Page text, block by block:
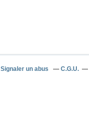
Signaler un abus C.G.U.